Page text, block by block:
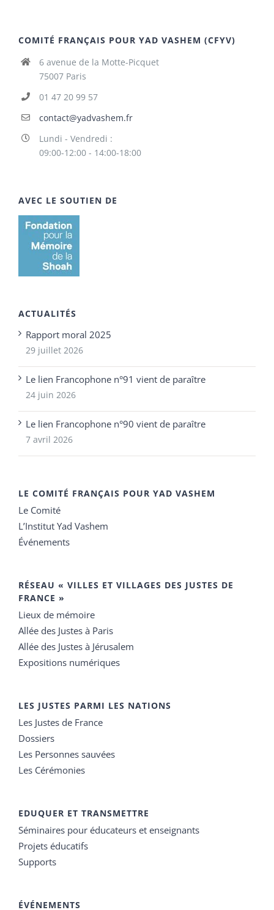
COMITÉ FRANÇAIS POUR YAD VASHEM (CFYV)
6 avenue de la Motte-Picquet
75007 Paris
01 47 20 99 57
contact@yadvashem.fr
Lundi - Vendredi :
09:00-12:00 - 14:00-18:00
AVEC LE SOUTIEN DE
ACTUALITÉS
Rapport moral 2025
29 juillet 2026
Le lien Francophone n°91 vient de paraître
24 juin 2026
Le lien Francophone n°90 vient de paraître
7 avril 2026
LE COMITÉ FRANÇAIS POUR YAD VASHEM
Le Comité
L’Institut Yad Vashem
Événements
RÉSEAU « VILLES ET VILLAGES DES JUSTES DE
FRANCE »
Lieux de mémoire
Allée des Justes à Paris
Allée des Justes à Jérusalem
Expositions numériques
LES JUSTES PARMI LES NATIONS
Les Justes de France
Dossiers
Les Personnes sauvées
Les Cérémonies
EDUQUER ET TRANSMETTRE
Séminaires pour éducateurs et enseignants
Projets éducatifs
Supports
ÉVÉNEMENTS